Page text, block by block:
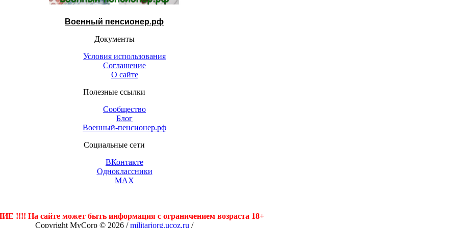
Военный пенсионер.рф
Документы
Условия использования
Соглашение
О сайте
Полезные ссылки
Сообщество
Блог
Военный-пенсионер.рф
Социальные сети
ВКонтакте
Одноклассники
МАХ
!!!! На сайте может быть информация с ограничением возраста 18+
Copyright MyCorp © 2026 /militariorg.ucoz.ru /